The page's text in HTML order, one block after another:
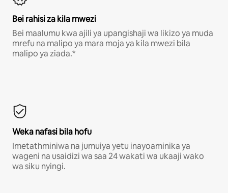
Bei rahisi za kila mwezi
Bei maalumu kwa ajili ya upangishaji wa likizo ya muda
mrefu na malipo ya mara moja ya kila mwezi bila
malipo ya ziada.*
Weka nafasi bila hofu
Imetathminiwa na jumuiya yetu inayoaminika ya
wageni na usaidizi wa saa 24 wakati wa ukaaji wako
wa siku nyingi.